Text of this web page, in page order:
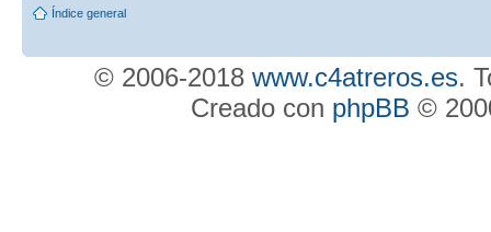
Índice general
© 2006-2018 www.c4atreros.es.
Creado con phpBB ©